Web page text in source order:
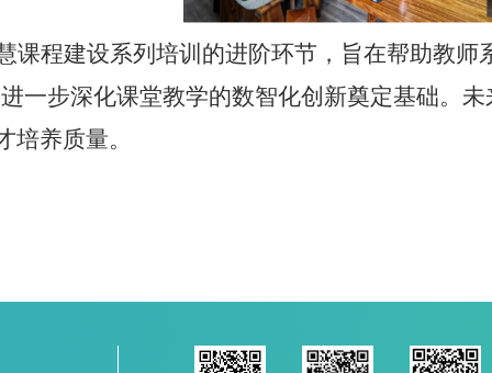
课程建设系列培训的进阶环节，旨在帮助教
一步深化课堂教学的数智化创新奠定基础。
培养质量。